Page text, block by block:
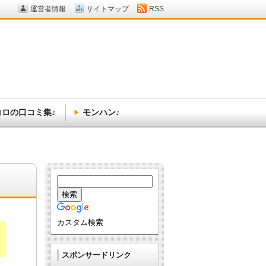
カスタム検索
スポンサードリンク
の口コミ集♪ モンハン♪
運営者情報 サイトマップ RSS